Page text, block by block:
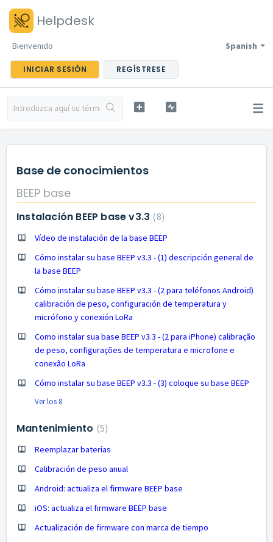
Helpdesk
Spanish
Bienvenido
INICIAR SESIÓN REGÍSTRESE
Base de conocimientos
BEEP base
Instalación BEEP base v3.3 8
Vídeo de instalación de la base BEEP
Cómo instalar su base BEEP v3.3 - (1) descripción general de
la base BEEP
Cómo instalar su base BEEP v3.3 - (2 para teléfonos Android)
calibración de peso, configuración de temperatura y
micrófono y conexión LoRa
Como instalar sua base BEEP v3.3 - (2 para iPhone) calibração
de peso, configurações de temperatura e microfone e
conexão LoRa
Cómo instalar su base BEEP v3.3 - (3) coloque su base BEEP
Ver los 8
Mantenimiento 5
Reemplazar baterías
Calibración de peso anual
Android: actualiza el firmware BEEP base
iOS: actualiza el firmware BEEP base
Actualización de firmware con marca de tiempo